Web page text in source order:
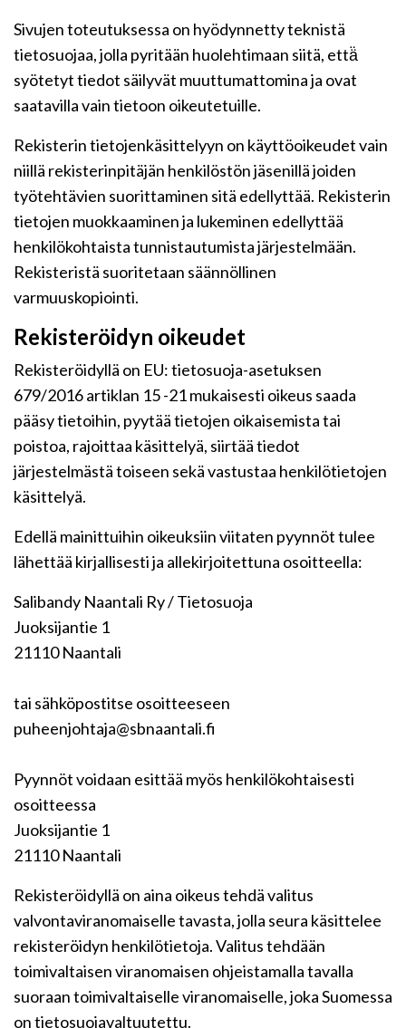
Sivujen toteutuksessa on hyödynnetty teknistä
tietosuojaa, jolla pyritään huolehtimaan siitä, että̈
syötetyt tiedot säilyvät muuttumattomina ja ovat
saatavilla vain tietoon oikeutetuille.
Rekisterin tietojenkäsittelyyn on käyttöoikeudet vain
niillä rekisterinpitäjän henkilöstön jäsenillä joiden
työtehtävien suorittaminen sitä edellyttää. Rekisterin
tietojen muokkaaminen ja lukeminen edellyttää
henkilökohtaista tunnistautumista järjestelmään.
Rekisteristä suoritetaan säännöllinen
varmuuskopiointi.
Rekisteröidyn oikeudet
Rekisteröidyllä on EU: tietosuoja-asetuksen
679/2016 artiklan 15 -21 mukaisesti oikeus saada
pääsy tietoihin, pyytää tietojen oikaisemista tai
poistoa, rajoittaa käsittelyä, siirtää tiedot
järjestelmästä toiseen sekä vastustaa henkilötietojen
käsittelyä.
Edellä mainittuihin oikeuksiin viitaten pyynnöt tulee
lähettää kirjallisesti ja allekirjoitettuna osoitteella:
Salibandy Naantali Ry / Tietosuoja
Juoksijantie 1
21110 Naantali
tai sähköpostitse osoitteeseen
puheenjohtaja@sbnaantali.fi
Pyynnöt voidaan esittää myös henkilökohtaisesti
osoitteessa
Juoksijantie 1
21110 Naantali
Rekisteröidyllä on aina oikeus tehdä valitus
valvontaviranomaiselle tavasta, jolla seura käsittelee
rekisteröidyn henkilötietoja. Valitus tehdään
toimivaltaisen viranomaisen ohjeistamalla tavalla
suoraan toimivaltaiselle viranomaiselle, joka Suomessa
on tietosuojavaltuutettu.